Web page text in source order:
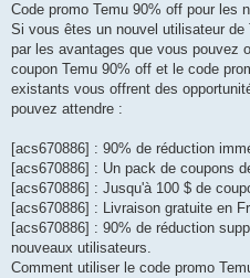
Code promo Temu 90% off pour les
Si vous êtes un nouvel utilisateur de
par les avantages que vous pouvez
coupon Temu 90% off et le code
existants vous offrent des
pouvez attendre :
[acs670886] : 90% de réduction
[acs670886] : Un pack de coupons
[acs670886] : Jusqu'à 100 $ de
[acs670886] : Livraison gratuite en
[acs670886] : 90% de réduction
nouveaux utilisateurs.
Comment utiliser le code promo